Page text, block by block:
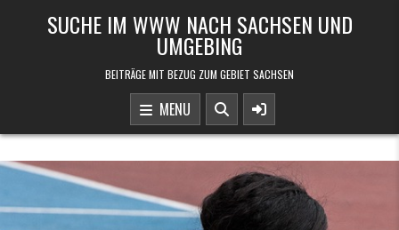
SUCHE IM WWW NACH SACHSEN UND
UMGEBING
BEITRÄGE MIT BEZUG ZUM GEBIET SACHSEN
MENU